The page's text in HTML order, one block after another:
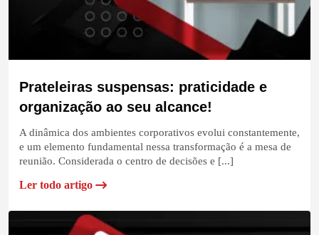
Prateleiras suspensas: praticidade e
organização ao seu alcance!
A dinâmica dos ambientes corporativos evolui constantemente,
e um elemento fundamental nessa transformação é a mesa de
reunião. Considerada o centro de decisões e [...]
Ler todo artigo